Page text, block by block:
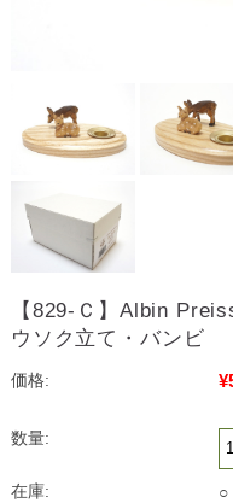
【829-Ｃ】Albin
ウソク立て・バンビ
価格:
数量:
在庫: ○